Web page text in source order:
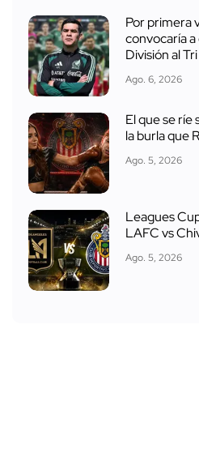
Por primera
convocaría
División al Tri
Ago. 6, 2026
El que se ríe
la burla que
Ago. 5, 2026
Leagues
LAFC vs
Ago. 5, 2026